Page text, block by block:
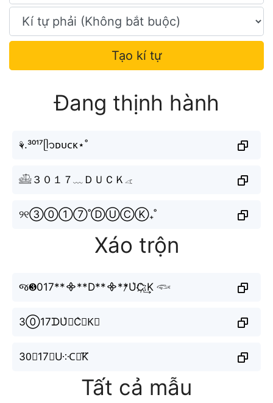
Tạo kí tự
Đang thịnh hành
⚘.³⁰¹⁷ᥫ᭡ᴅᴜᴄᴋ⋆˚
𓊝３０１７﹏ＤＵＣＫ𓂁
୨୧③⓪①⑦˚ⒹⓊⒸⓀ₊˚
Xáo trộn
જ❸017**᯽**D**᯽**̷U͛C҉:͢K 𓆟
3⓪17ᗪU͛⦚C͛⦚K⃟
30⃣17𝔻U༶C⃟K⃜
Tất cả mẫu